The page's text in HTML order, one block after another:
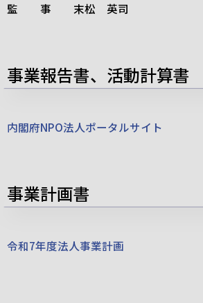
監 事 末松 英司
事業報告書、活動計算書
内閣府NPO法人ポータルサイト
事業計画書
令和7年度法人事業計画